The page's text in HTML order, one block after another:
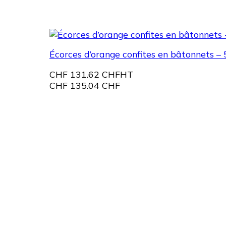
Écorces d’orange confites en bâtonnets –
CHF 131.62 CHFHT
CHF 135.04 CHF